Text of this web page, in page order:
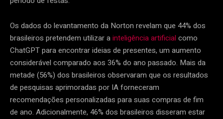
Os dados do levantamento da Norton revelam que 44% dos
brasileiros pretendem utilizar ainteligência artificial como
ChatGPT para encontrar ideias de presentes, um aumento
considerável comparado aos 36% do ano passado. Mais da
metade (56%) dos brasileiros observaram que os resultados
de pesquisas aprimoradas por IA forneceram
recomendações personalizadas para suas compras de fim
de ano. Adicionalmente, 46% dos brasileiros disseram estar